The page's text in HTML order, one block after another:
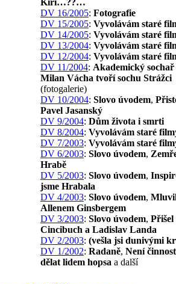
DV 16/2005: Fotografie
DV 15/2005: Vyvolávám staré
DV 14/2005: Vyvolávám staré
DV 13/2004: Vyvolávám staré
DV 12/2004: Vyvolávám staré
DV 11/2004: Akademický sochař
Milan Vácha tvoří sochu Strážci
(fotogalerie)
DV 10/2004: Slovo úvodem,
Pavel Jasanský
DV 9/2004: Dům života i smrti
DV 8/2004: Vyvolávám staré
DV 7/2003: Vyvolávám staré
DV 6/2003: Slovo úvodem,
Hrabě
DV 5/2003: Slovo úvodem,
jsme Hrabala
DV 4/2003: Slovo úvodem,
Allenem Ginsbergem
DV 3/2003: Slovo úvodem, Přišel
Cincibuch a Ladislav Landa
DV 2/2003: (vešla jsi dunivými
DV 1/2002: Radaně, Není
dělat lidem hopsa a další